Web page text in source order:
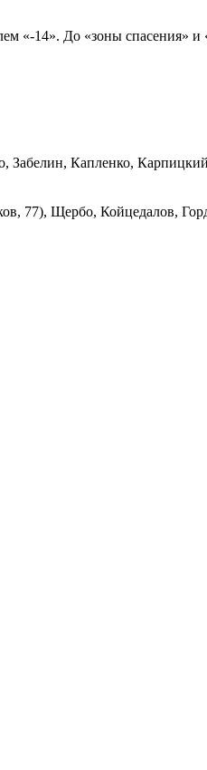
«-14». До «зоны спасения»
Капленко,
77), Щербо, Койцедалов,